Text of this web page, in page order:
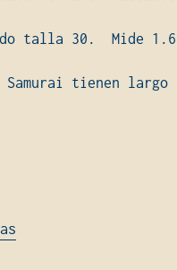
talla 30. Mide
Samurai tienen largo